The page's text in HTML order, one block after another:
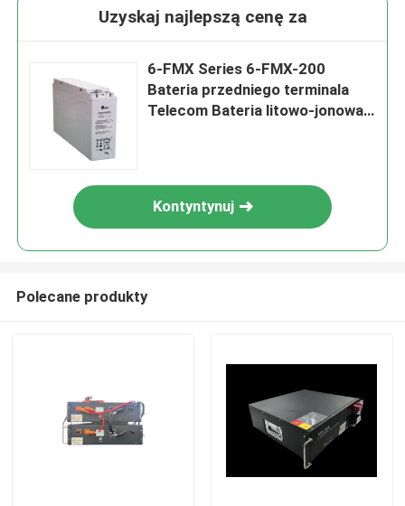
Uzyskaj najlepszą cenę za
6-FMX Series 6-FMX-200
Bateria przedniego terminala
Telecom Bateria litowo-jonowa
Kontyntynuj
Polecane produkty